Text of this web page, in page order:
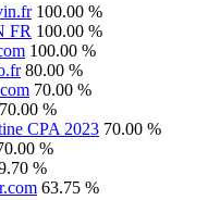
100.00 %
FR 100.00 %
100.00 %
80.00 %
70.00 %
70.00 %
CPA 2023 70.00 %
%
%
63.75 %